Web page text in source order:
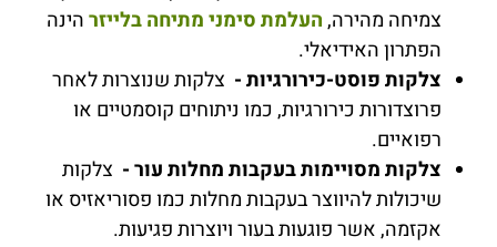
צמיחה מהירה,העלמת סימני מתיחה בלייזרהינה
הפתרון האידיאלי.
צלקות פוסט-כירורגיות - צלקות שנוצרות לאחר
פרוצדורות כירורגיות, כמו ניתוחים קוסמטיים או
רפואיים.
צלקות מסויימות בעקבות מחלות עור - צלקות
שיכולות להיווצר בעקבות מחלות כמו פסוריאזיס או
אקזמה, אשר פוגעות בעור ויוצרות פגיעות.